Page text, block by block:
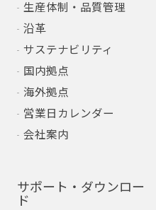
生産体制・品質管理
沿革
サステナビリティ
国内拠点
海外拠点
営業日カレンダー
会社案内
サポート・ダウンロー
ド